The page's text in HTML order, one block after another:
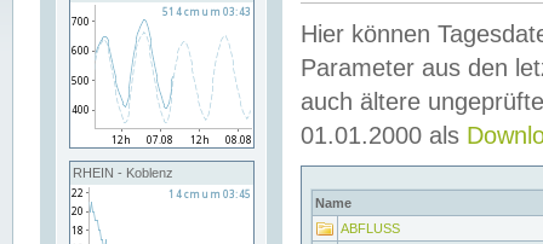
RHEIN - Koblenz
Hier können
Parameter aus den
auch ältere
01.01.2000 als
Name
ABFLUSS